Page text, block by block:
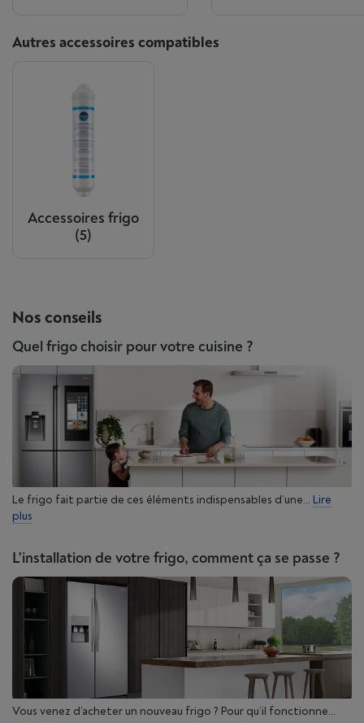
Autres accessoires compatibles
Accessoires frigo
(5)
Nos conseils
Quel frigo choisir pour votre cuisine ?
Le frigo fait partie de ces éléments indispensables d’une... Lire
plus
L'installation de votre frigo, comment ça se passe ?
Vous venez d’acheter un nouveau frigo ? Pour qu’il fonctionne...